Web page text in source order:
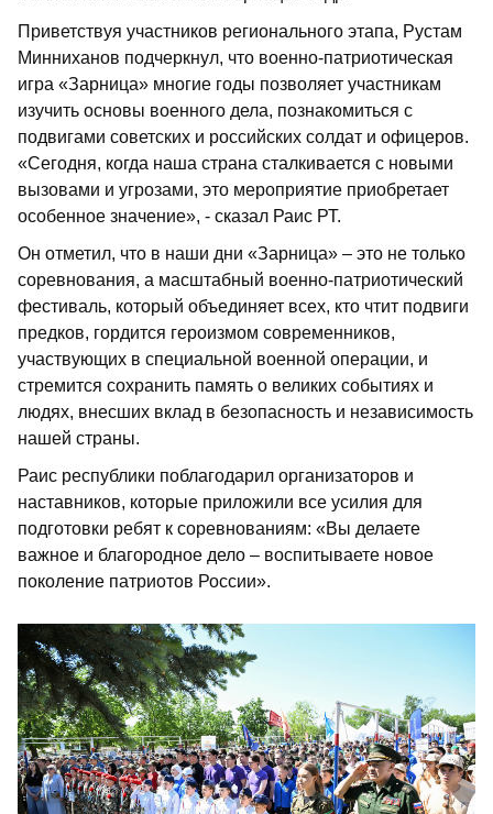
Приветствуя участников регионального этапа, Рустам
Минниханов подчеркнул, что военно-патриотическая
игра «Зарница» многие годы позволяет участникам
изучить основы военного дела, познакомиться с
подвигами советских и российских солдат и офицеров.
«Сегодня, когда наша страна сталкивается с новыми
вызовами и угрозами, это мероприятие приобретает
особенное значение», - сказал Раис РТ.
Он отметил, что в наши дни «Зарница» – это не только
соревнования, а масштабный военно-патриотический
фестиваль, который объединяет всех, кто чтит подвиги
предков, гордится героизмом современников,
участвующих в специальной военной операции, и
стремится сохранить память о великих событиях и
людях, внесших вклад в безопасность и независимость
нашей страны.
Раис республики поблагодарил организаторов и
наставников, которые приложили все усилия для
подготовки ребят к соревнованиям: «Вы делаете
важное и благородное дело – воспитываете новое
поколение патриотов России».